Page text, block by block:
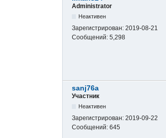
Administrator
Неактивен
Зарегистрирован: 2019-08-21
Сообщений: 5,298
sanj76a
Участник
Неактивен
Зарегистрирован: 2019-09-22
Сообщений: 645